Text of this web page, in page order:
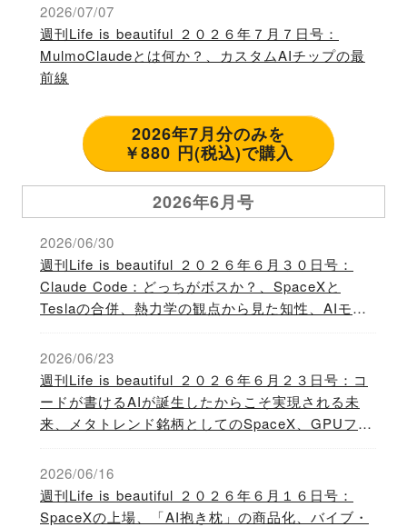
2026/07/07
週刊Life is beautiful ２０２６年７月７日号：
MulmoClaudeとは何か？、カスタムAIチップの最
前線
2026年7月分のみを
￥880 円(税込)で購入
2026年6月号
2026/06/30
週刊Life is beautiful ２０２６年６月３０日号：
Claude Code：どっちがボスか？、SpaceXと
Teslaの合併、熱力学の観点から見た知性、AIモデ
2026/06/23
週刊Life is beautiful ２０２６年６月２３日号：コ
ードが書けるAIが誕生したからこそ実現される未
来、メタトレンド銘柄としてのSpaceX、GPUファ
2026/06/16
週刊Life is beautiful ２０２６年６月１６日号：
SpaceXの上場、「AI抱き枕」の商品化、バイブ・